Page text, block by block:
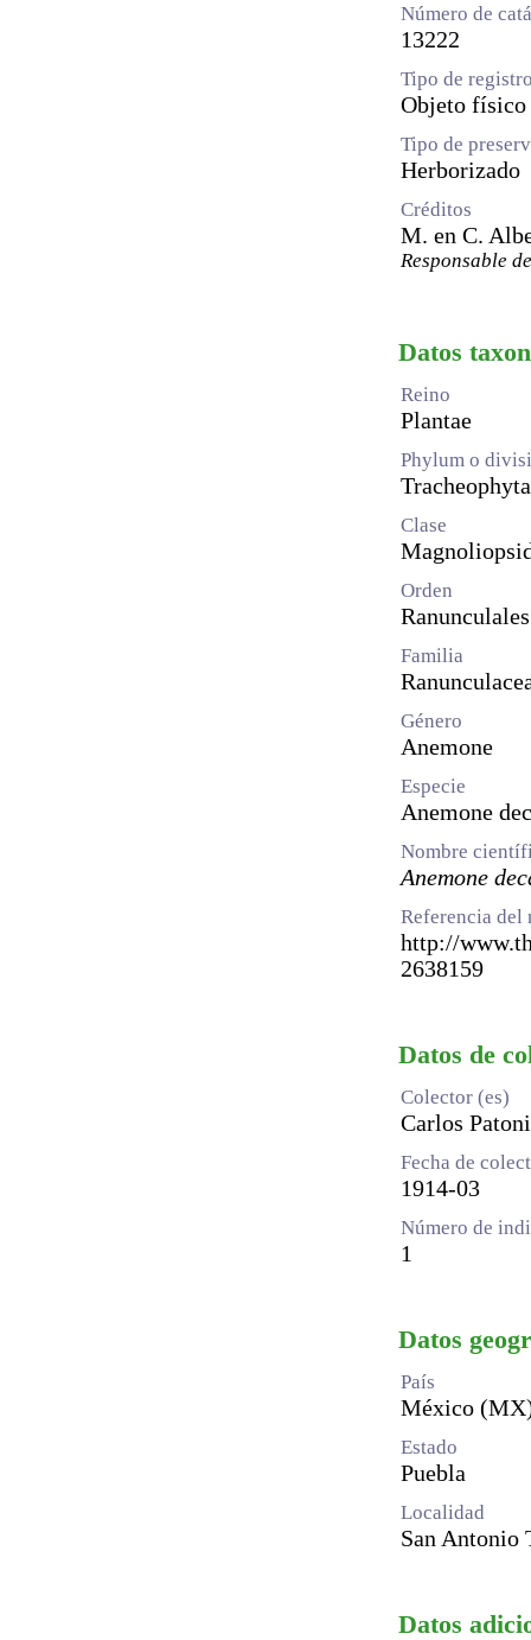
Número de
13222
Tipo de
Objeto físico
Tipo de
Herborizado
Créditos
M. en C.
Responsable
Datos
Reino
Plantae
Phylum o
Tracheophyta
Clase
Orden
Ranunculales
Familia
Género
Anemone
Especie
Anemone
Nombre
Anemone
Referencia
http://
2638159
Datos de
Colector (es)
Carlos Patoni
Fecha de
1914-03
Número de
1
Datos
País
México
Estado
Puebla
Localidad
San Antonio
Datos